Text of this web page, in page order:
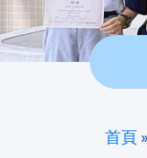
首頁 »